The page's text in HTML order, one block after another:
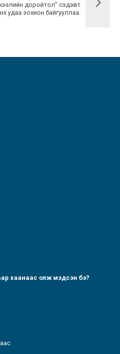
доройтол” сэдэвт
удаа зохион байгууллаа.
хаанаас олж мэдсэн бэ?